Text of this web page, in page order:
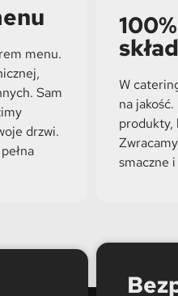
menu.
Sam
drzwi.
W
na
produkty,
smaczne